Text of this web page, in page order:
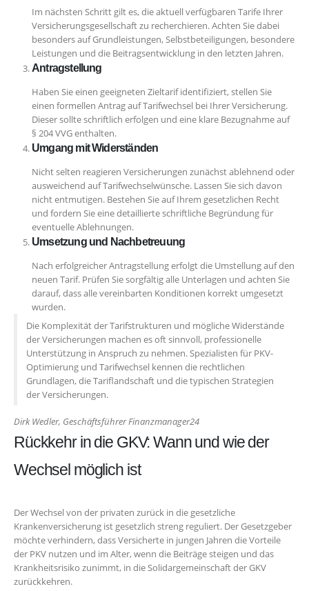
Im nächsten Schritt gilt es, die aktuell verfügbaren Tarife Ihrer
Versicherungsgesellschaft zu recherchieren. Achten Sie dabei
besonders auf Grundleistungen, Selbstbeteiligungen, besondere
Leistungen und die Beitragsentwicklung in den letzten Jahren.
Antragstellung
Haben Sie einen geeigneten Zieltarif identifiziert, stellen Sie
einen formellen Antrag auf Tarifwechsel bei Ihrer Versicherung.
Dieser sollte schriftlich erfolgen und eine klare Bezugnahme auf
§ 204 VVG enthalten.
Umgang mit Widerständen
Nicht selten reagieren Versicherungen zunächst ablehnend oder
ausweichend auf Tarifwechselwünsche. Lassen Sie sich davon
nicht entmutigen. Bestehen Sie auf Ihrem gesetzlichen Recht
und fordern Sie eine detaillierte schriftliche Begründung für
eventuelle Ablehnungen.
Umsetzung und Nachbetreuung
Nach erfolgreicher Antragstellung erfolgt die Umstellung auf den
neuen Tarif. Prüfen Sie sorgfältig alle Unterlagen und achten Sie
darauf, dass alle vereinbarten Konditionen korrekt umgesetzt
wurden.
Die Komplexität der Tarifstrukturen und mögliche Widerstände
der Versicherungen machen es oft sinnvoll, professionelle
Unterstützung in Anspruch zu nehmen. Spezialisten für PKV-
Optimierung und Tarifwechsel kennen die rechtlichen
Grundlagen, die Tariflandschaft und die typischen Strategien
der Versicherungen.
Dirk Wedler, Geschäftsführer Finanzmanager24
Rückkehr in die GKV: Wann und wie der
Wechsel möglich ist
Der Wechsel von der privaten zurück in die gesetzliche
Krankenversicherung ist gesetzlich streng reguliert. Der Gesetzgeber
möchte verhindern, dass Versicherte in jungen Jahren die Vorteile
der PKV nutzen und im Alter, wenn die Beiträge steigen und das
Krankheitsrisiko zunimmt, in die Solidargemeinschaft der GKV
zurückkehren.